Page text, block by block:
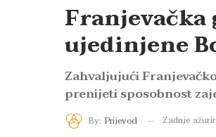
ujedinjene
Zahvaljujući
prenijeti sposobnost
By: Prijevod Zadnje